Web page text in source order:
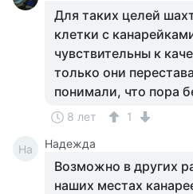
Для таких целей
клетки с
чувствительны к
только они
понимали, что пора
8 лет 1
На Надежда
Возможно в других
наших местах